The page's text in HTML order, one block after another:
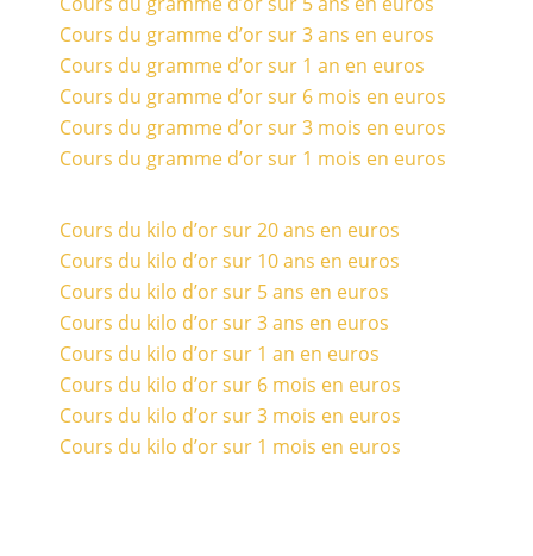
Cours du gramme d’or sur 3 ans en euros
Cours du gramme d’or sur 1 an en euros
Cours du gramme d’or sur 6 mois en euros
Cours du gramme d’or sur 3 mois en euros
Cours du gramme d’or sur 1 mois en euros
Cours du kilo d’or sur 20 ans en euros
Cours du kilo d’or sur 10 ans en euros
Cours du kilo d’or sur 5 ans en euros
Cours du kilo d’or sur 3 ans en euros
Cours du kilo d’or sur 1 an en euros
Cours du kilo d’or sur 6 mois en euros
Cours du kilo d’or sur 3 mois en euros
Cours du kilo d’or sur 1 mois en euros